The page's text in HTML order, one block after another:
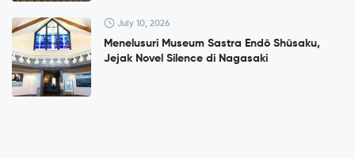
July 10, 2026
Menelusuri Museum Sastra Endō Shūsaku,
Jejak Novel Silence di Nagasaki